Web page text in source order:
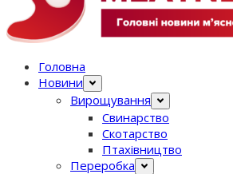
Головна
Новини
Вирощування
Свинарство
Скотарство
Птахівництво
Переробка